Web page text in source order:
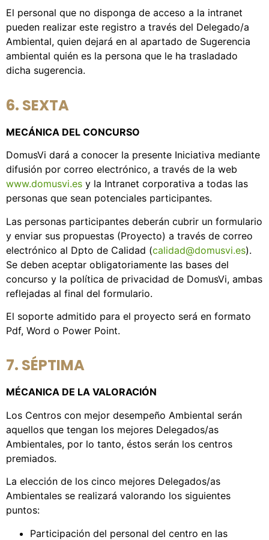
El personal que no disponga de acceso a la intranet
pueden realizar este registro a través del Delegado/a
Ambiental, quien dejará en al apartado de Sugerencia
ambiental quién es la persona que le ha trasladado
dicha sugerencia.
6. SEXTA
MECÁNICA DEL CONCURSO
DomusVi dará a conocer la presente Iniciativa mediante
difusión por correo electrónico, a través de la web
www.domusvi.es y la Intranet corporativa a todas las
personas que sean potenciales participantes.
Las personas participantes deberán cubrir un formulario
y enviar sus propuestas (Proyecto) a través de correo
electrónico al Dpto de Calidad (calidad@domusvi.es).
Se deben aceptar obligatoriamente las bases del
concurso y la política de privacidad de DomusVi, ambas
reflejadas al final del formulario.
El soporte admitido para el proyecto será en formato
Pdf, Word o Power Point.
7. SÉPTIMA
MÉCANICA DE LA VALORACIÓN
Los Centros con mejor desempeño Ambiental serán
aquellos que tengan los mejores Delegados/as
Ambientales, por lo tanto, éstos serán los centros
premiados.
La elección de los cinco mejores Delegados/as
Ambientales se realizará valorando los siguientes
puntos:
Participación del personal del centro en las